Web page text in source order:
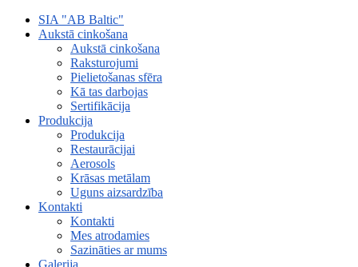
SIA "AB Baltic"
Aukstā cinkošana
Aukstā cinkošana
Raksturojumi
Pielietošanas sfēra
Kā tas darbojas
Sertifikācija
Produkcija
Produkcija
Restaurācijai
Aerosols
Krāsas metālam
Uguns aizsardzība
Kontakti
Kontakti
Mes atrodamies
Sazināties ar mums
Galerija